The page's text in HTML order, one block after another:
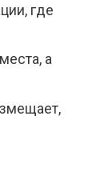
где
а